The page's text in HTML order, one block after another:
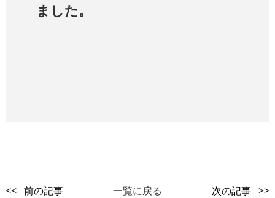
ました。
<< 前の記事 一覧に戻る 次の記事 >>